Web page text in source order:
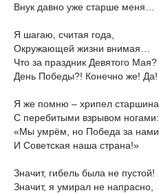
Внук давно уже старше меня…
Я шагаю, считая года,
Окружающей жизни внимая…
Что за праздник Девятого Мая?
День Победы?! Конечно же! Да!
Я же помню – хрипел старшина
С перебитыми взрывом ногами:
«Мы умрём, но Победа за нами
И Советская наша страна!»
Значит, гибель была не пустой!
Значит, я умирал не напрасно,